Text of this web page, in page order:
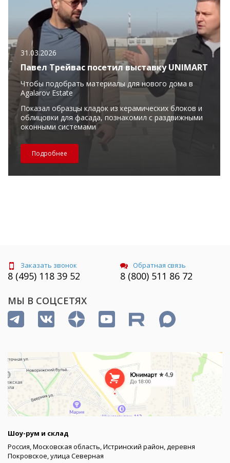
31.03.2026
Павел Трейвас посетил выставку UNIMART
Чтобы подобрать материалы для нового дома в
Agalarov Estate
Показал образцы кладок из керамических блоков и
облицовки для фасада, познакомил с раздвижными
оконными системами
Подробнее
Заказать звонок
8 (495) 118 39 52
Обратная связь
8 (800) 511 86 72
МЫ В СОЦСЕТЯХ
Шоу-рум и склад
Россия, Московская область, Истринский район, деревня
Покровское, улица Северная